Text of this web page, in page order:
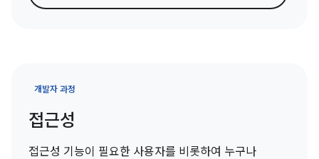
개발자 과정
접근성
접근성 기능이 필요한 사용자를 비롯하여 누구나